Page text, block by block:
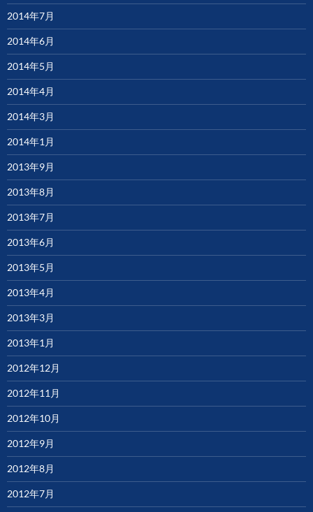
2014年7月
2014年6月
2014年5月
2014年4月
2014年3月
2014年1月
2013年9月
2013年8月
2013年7月
2013年6月
2013年5月
2013年4月
2013年3月
2013年1月
2012年12月
2012年11月
2012年10月
2012年9月
2012年8月
2012年7月